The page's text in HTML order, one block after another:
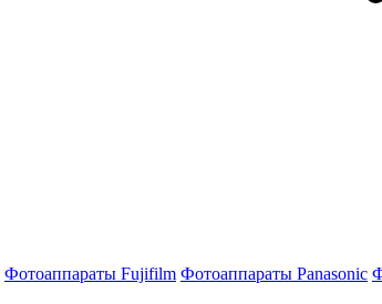
Фотоаппараты Fujifilm Фотоаппараты Panasonic